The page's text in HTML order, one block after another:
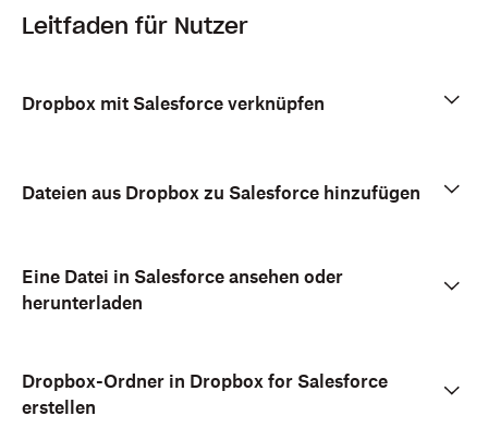
Leitfaden für Nutzer
Dropbox mit Salesforce verknüpfen
Dateien aus Dropbox zu Salesforce hinzufügen
Eine Datei in Salesforce ansehen oder
herunterladen
Dropbox-Ordner in Dropbox for Salesforce
erstellen